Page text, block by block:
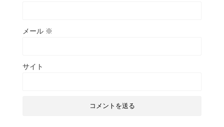
メール ※
サイト